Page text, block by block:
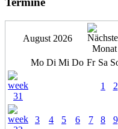
August 2026
Mo Di Mi Do Fr Sa
1 2
3 4 5 6 7 8 9